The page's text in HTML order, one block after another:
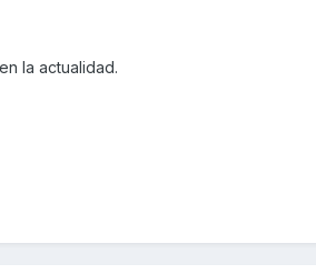
la actualidad.